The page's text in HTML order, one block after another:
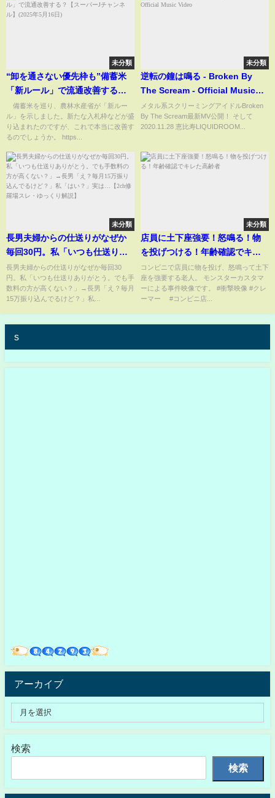
未分類
“卸を通さない優先枠も”備蓄米
「新ルール」で流通改善する？
【スーパーJチャンネル】(2025
年5月16日)
備蓄米を巡り、農林水産省が「新ルー
ル」を示しました。新たな入札枠などが盛
り込まれたのですが、これで本当に改善す
るのでしょうか。 https...
未分類
逆転の鐘は鳴る - Broken By
The Scream - Official Music
Video
メタル系スクリーミングアイドルBroken
By The Scream最新MV公開！ そして
2020.11.28 恵比寿LIQUIDROOM...
未分類
長男夫婦からの仕送りがなぜか
毎回30円。私「いつも仕送りあ
りがとう。でも手数料の方が高
くない？」→長男「え？毎月15
万振り込んでるけど？」私「は
ゆっくり解説】
長男夫婦からの仕送りがなぜか毎回30
円。私「いつも仕送りありがとう。でも手
数料の方が高くない？」→長男「え？毎月
15万振り込んでるけど？」私...
未分類
店員に土下座強要！怒鳴る！物
を投げつける！年齢確認でキレ
た高齢者
コンビニで店員に物を投げ、怒鳴って土下
座を強要する老人。 モンスターカスタマ
ーによる事件映像です。 #衝撃映像 #クレ
ーマー #コンビニ店...
s
アーカイブ
検索
検索